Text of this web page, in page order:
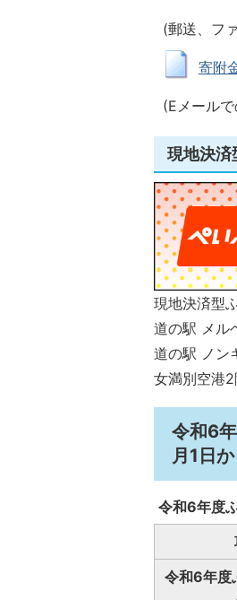
(郵送、フ
寄附
(Eメール
現地決済
現地決済型
道の駅 メ
道の駅 ノン
女満別
令和6
月1日
令和6年度
令和6年度